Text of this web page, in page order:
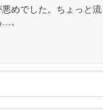
めでした。ちょっと
。